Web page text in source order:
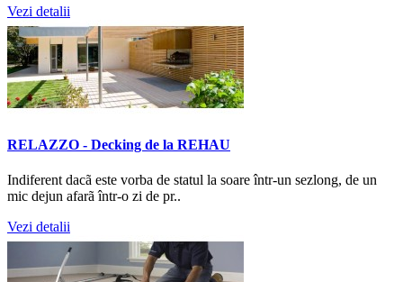
Vezi detalii
RELAZZO - Decking de la REHAU
Indiferent dacã este vorba de statul la soare într-un sezlong, de un
mic dejun afarã într-o zi de pr..
Vezi detalii